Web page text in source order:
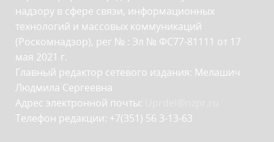
надзору в сфере связи, информационных
технологий и массовых коммуникаций
(Роскомнадзор), рег № : Эл № ФС77-81111 от 17
мая 2021 г.
Главный редактор сетевого издания: Мелашич
Людмила Сергеевна
Адрес электронной почты:
Телефон редакции: +7(351) 56 3-13-63